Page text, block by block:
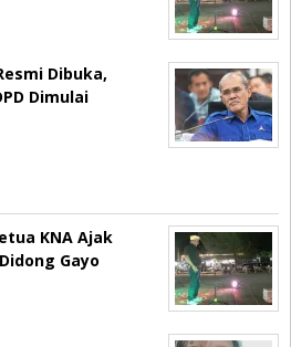
Dibuka,
Dimulai
KNA Ajak
Gayo